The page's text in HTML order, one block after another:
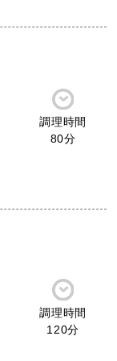
調理時間
80分
調理時間
120分